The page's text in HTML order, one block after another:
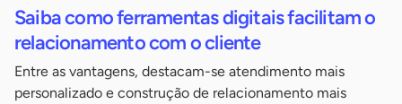
Saiba como ferramentas digitais facilitam o
relacionamento com o cliente
Entre as vantagens, destacam-se atendimento mais
personalizado e construção de relacionamento mais